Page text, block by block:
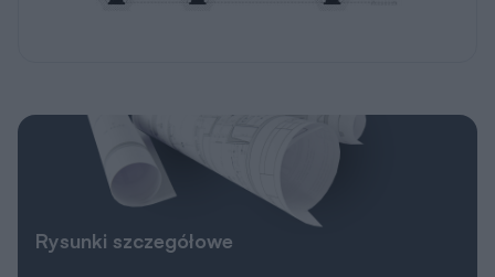
Rysunki szczegółowe